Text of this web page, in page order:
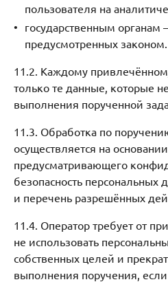
пользователя на
государственным органам
предусмотренных законом.
11.2. Каждому
только те данные, которые
выполнения порученной
11.3. Обработка по
осуществляется на
предусматривающего
безопасность персональных
и перечень разрешённых
11.4. Оператор требует от
не использовать
собственных целей и
выполнения поручения,